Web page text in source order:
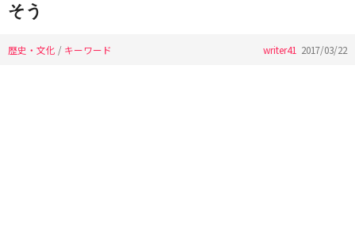
そう
歴史・文化 / キーワード writer41 2017/03/22